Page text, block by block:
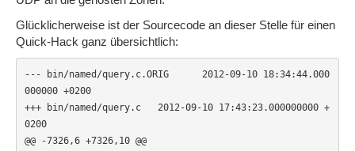
Glücklicherweise ist der Sourcecode an dieser Stelle für einen
Quick-Hack ganz übersichtlich:
--- bin/named/query.c.ORIG      2012-09-10 18:34:44.000
000000 +0200
+++ bin/named/query.c   2012-09-10 17:43:23.000000000 +
0200
@@ -7326,6 +7326,10 @@